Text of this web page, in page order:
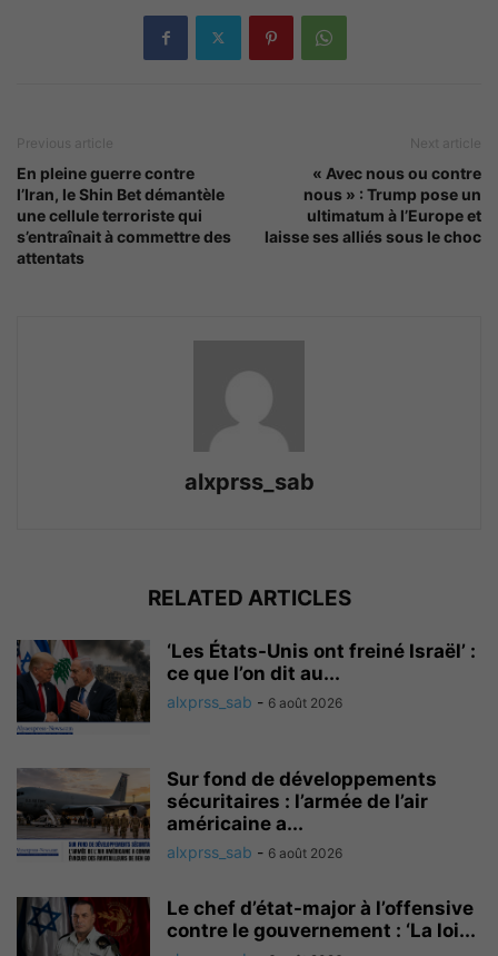
Previous article
En pleine guerre contre
l’Iran, le Shin Bet démantèle
une cellule terroriste qui
s’entraînait à commettre des
attentats
Next article
« Avec nous ou contre
nous » : Trump pose un
ultimatum à l’Europe et
laisse ses alliés sous le choc
alxprss_sab
RELATED ARTICLES
‘Les États-Unis ont freiné Israël’ :
ce que l’on dit au...
alxprss_sab - 6 août 2026
Sur fond de développements
sécuritaires : l’armée de l’air
américaine a...
alxprss_sab - 6 août 2026
Le chef d’état-major à l’offensive
contre le gouvernement : ‘La loi...